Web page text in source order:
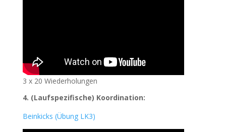
3 x 20 Wiederholungen
4. (Laufspezifische) Koordination:
Beinkicks (Übung LK3)